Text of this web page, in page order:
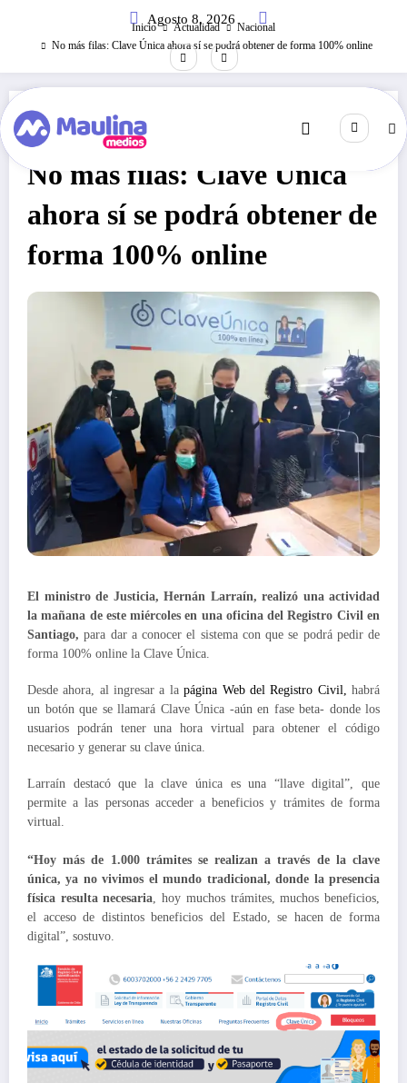
Agosto 8, 2026
Inicio Actualidad
Nacional
No más filas: Clave Única ahora sí se podrá obtener de forma 100% online
Nacional Enero 6, 2021
No más filas: Clave Única
ahora sí se podrá obtener de
forma 100% online
El ministro de Justicia, Hernán Larraín, realizó una actividad
la mañana de este miércoles en una oficina del Registro Civil en
Santiago, para dar a conocer el sistema con que se podrá pedir de
forma 100% online la Clave Única.
Desde ahora, al ingresar a lapágina Web del Registro Civil, habrá
un botón que se llamará Clave Única -aún en fase beta- donde los
usuarios podrán tener una hora virtual para obtener el código
necesario y generar su clave única.
Larraín destacó que la clave única es una “llave digital”, que
permite a las personas acceder a beneficios y trámites de forma
virtual.
“Hoy más de 1.000 trámites se realizan a través de la clave
única, ya no vivimos el mundo tradicional, donde la presencia
física resulta necesaria, hoy muchos trámites, muchos beneficios,
el acceso de distintos beneficios del Estado, se hacen de forma
digital”, sostuvo.